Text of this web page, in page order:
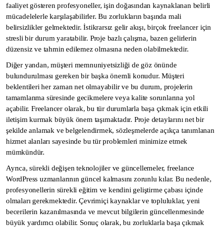
faaliyet gösteren profesyoneller, işin doğasından kaynaklanan belirli
mücadelelerle karşılaşabilirler. Bu zorlukların başında mali
belirsizlikler gelmektedir. İstikrarsız gelir akışı, birçok freelancer için
stresli bir durum yaratabilir. Proje bazlı çalışma, bazen gelirlerin
düzensiz ve tahmin edilemez olmasına neden olabilmektedir.
Diğer yandan, müşteri memnuniyetsizliği de göz önünde
bulundurulması gereken bir başka önemli konudur. Müşteri
beklentileri her zaman net olmayabilir ve bu durum, projelerin
tamamlanma süresinde gecikmelere veya kalite sorunlarına yol
açabilir. Freelancer olarak, bu tür durumlarla başa çıkmak için etkili
iletişim kurmak büyük önem taşımaktadır. Proje detaylarını net bir
şekilde anlamak ve belgelendirmek, sözleşmelerde açıkça tanımlanan
hizmet alanları sayesinde bu tür problemleri minimize etmek
mümkündür.
Ayrıca, sürekli değişen teknolojiler ve güncellemeler, freelance
WordPress uzmanlarının güncel kalmasını zorunlu kılar. Bu nedenle,
profesyonellerin sürekli eğitim ve kendini geliştirme çabası içinde
olmaları gerekmektedir. Çevrimiçi kaynaklar ve topluluklar, yeni
becerilerin kazanılmasında ve mevcut bilgilerin güncellenmesinde
büyük yardımcı olabilir. Sonuç olarak, bu zorluklarla başa çıkmak